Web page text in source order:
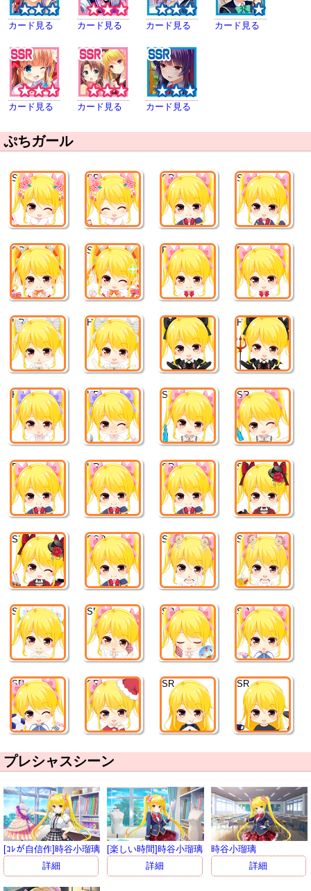
カード見る カード見る カード見る カード見る
カード見る カード見る カード見る
ぷちガール
SR SR SR SR
SR SR R R
HR HR HR HR
HR HR SR SR
R HR SR SR
SR SSR SR SR
SR SR SR SR
SR SR SR SR
プレシャスシーン
[ｺﾚが自信作]時谷小瑠璃
詳細
[楽しい時間]時谷小瑠璃
詳細
時谷小瑠璃
詳細